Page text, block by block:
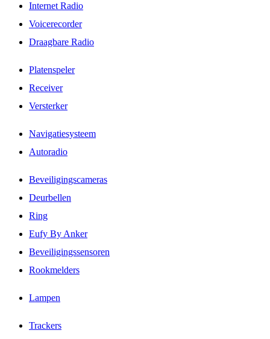
Internet Radio
Voicerecorder
Draagbare Radio
Platenspeler
Receiver
Versterker
Navigatiesysteem
Autoradio
Beveiligingscameras
Deurbellen
Ring
Eufy By Anker
Beveiligingssensoren
Rookmelders
Lampen
Trackers